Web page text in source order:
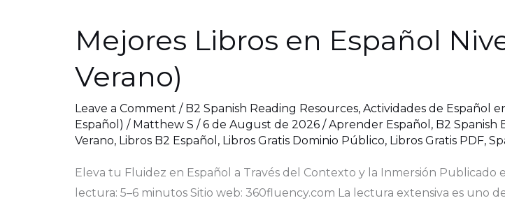
Mejores Libros en Español
Verano)
Leave a Comment / B2 Spanish Reading Resources, Actividades de Español
Español) / Matthew S /6 de August de 2026 /Aprender Español , B2 Spanish
Verano, Libros B2 Español , Libros Gratis Dominio Público, Libros Gratis PDF,
Eleva tu Fluidez en Español a Través del Contexto y la Inmersión Publicado
lectura: 5–6 minutos Sitio web: 360fluency.com La lectura extensiva es uno
Mejores
Libros
en
Nivel
B2
(Lecturas
de